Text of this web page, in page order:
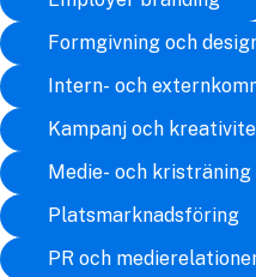
Formgivning och
Intern- och
Kampanj och
Medie- och kristräning
Platsmarknadsföring
PR och